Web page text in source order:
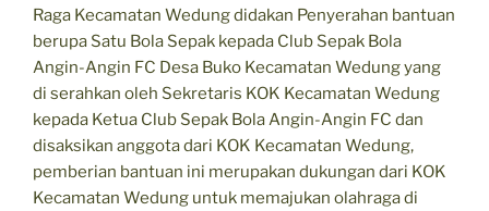
Raga Kecamatan Wedung didakan Penyerahan bantuan
berupa Satu Bola Sepak kepada Club Sepak Bola
Angin-Angin FC Desa Buko Kecamatan Wedung yang
di serahkan oleh Sekretaris KOK Kecamatan Wedung
kepada Ketua Club Sepak Bola Angin-Angin FC dan
disaksikan anggota dari KOK Kecamatan Wedung,
pemberian bantuan ini merupakan dukungan dari KOK
Kecamatan Wedung untuk memajukan olahraga di